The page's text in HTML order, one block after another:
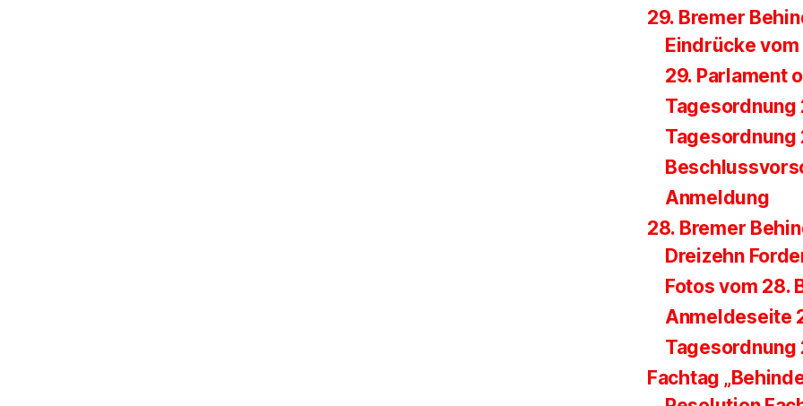
29. Bremer
Eindrücke
29. Parlament
Tagesordnung
Tagesordnung
Anmeldung
28. Bremer
Dreizehn
Fotos vom 28.
Anmeldeseite
Tagesordnung
Fachtag